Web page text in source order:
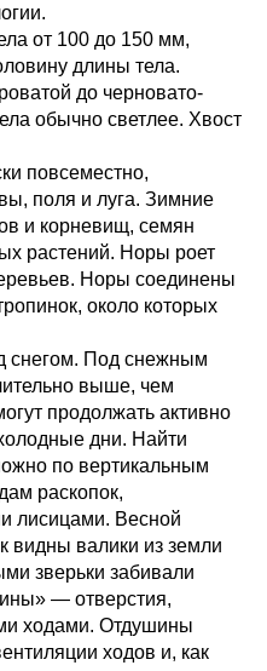
от 100 до 150 мм,
длины тела.
до черновато-
обычно светлее. Хвост
повсеместно,
поля и луга. Зимние
и корневищ, семян
растений. Норы роет
Норы соединены
около которых
снегом. Под снежным
выше, чем
продолжать активно
дни. Найти
по вертикальным
раскопок,
лисицами. Весной
видны валики из земли
зверьки забивали
— отверстия,
ходами. Отдушины
ходов и, как